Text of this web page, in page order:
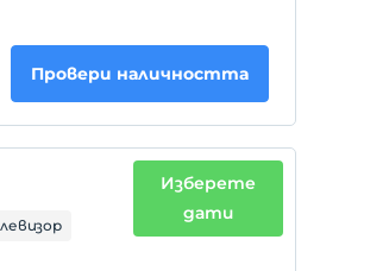
Провери наличността
Изберете
дати